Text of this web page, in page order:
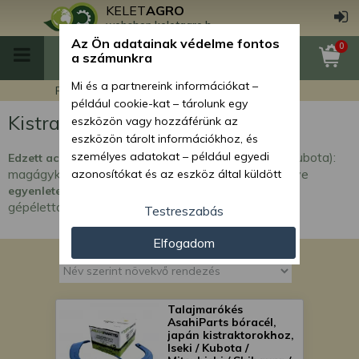
KELETAGRO
webshop.keletagro.hu
0
Főoldal Kistraktor talajmarókések
Kistraktor talajmarókések
Edzett acél
talajmarókések kistraktorokhoz (Iseki, Kubota):
magágykészítéshez, talajlazításhoz, időben cserélve
egyenletesebb művelést
gépélettartamot adnak.
Talajmarókés
AsahiParts bóracél,
japán kistraktorokhoz,
Iseki / Kubota /
Az Ön adatainak védelme fontos
a számunkra
Mi és a partnereink információkat –
például cookie-kat – tárolunk egy
eszközön vagy hozzáférünk az
eszközön tárolt információkhoz, és
személyes adatokat – például egyedi
azonosítókat és az eszköz által küldött
személyre szabott hirdetések és
tartalom nyújtásához, hirdetés- és
tartalomméréshez, nézettségi adatok
gyűjtéséhez, valamint termékek
kifejlesztéséhez és a termékek
javításához. Az Ön engedélyével mi és a
partnereink eszközleolvasásos
módszerrel szerzett pontos geolokációs
adatokat és azonosítási információkat
Testreszabás
Elfogadom